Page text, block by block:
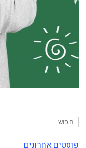
פוסטים אחרונים